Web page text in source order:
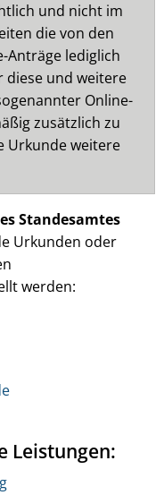
und nicht im
die von den
Anträge lediglich
diese und weitere
Online-
zusätzlich zu
Urkunde weitere
Standesamtes
Urkunden oder
werden:
Leistungen: